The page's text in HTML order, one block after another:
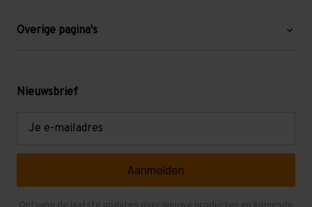
Blog
Levering en afhalen
Overige pagina's
Mezzanine
Gebruikte entresolvloeren
Nieuwsbrief